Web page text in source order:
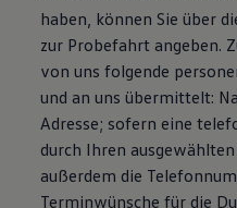
haben, können Sie über
zur Probefahrt angeben.
von uns folgende
und an uns übermittelt:
Adresse; sofern eine
durch Ihren
außerdem die
Terminwünsche für die